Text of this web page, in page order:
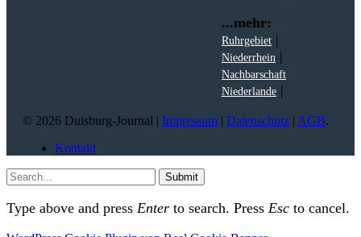
...mehr:
Ruhrgebiet|
Niederrhein |
Nachbarschaft
Niederlande|
© 2026 Duisburg-Journal | Impressum | Datenschutz | AGB.
Kontakt
Submit
Type above and press Enter to search. Press Esc to cancel.